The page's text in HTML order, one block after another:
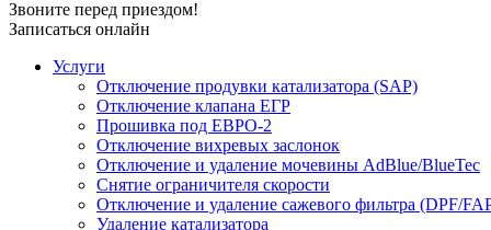
Звоните перед приездом!
Записаться онлайн
Услуги
Отключение продувки катализатора (SAP)
Отключение клапана ЕГР
Прошивка под ЕВРО-2
Отключение вихревых заслонок
Отключение и удаление мочевины AdBlue/BlueTec
Снятие ограничителя скорости
Отключение и удаление сажевого фильтра (DPF/
Удаление катализатора